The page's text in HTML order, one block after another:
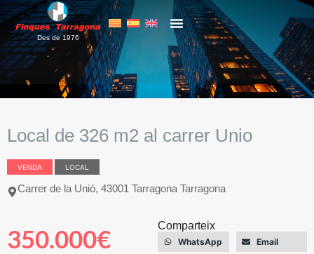
Des de 1976
Local de 326 m2 al carrer Unio
VENDA LOCAL
Carrer de la Unió, 43001 Tarragona Tarragona
350.000€ Comparteix
WhatsApp Email